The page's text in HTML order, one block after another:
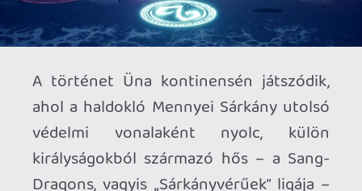
digitális verzióban is.
történet: a hangsúly egyértelműen a
fentebb említett sárkányfalók hatalomra
jutásának megakadályozásán van. A
hősök mind mozgásban és vizuálisan is
eltérnek egymástól, sőt kifejezetten
karakteresek, ami viszont közös bennük,